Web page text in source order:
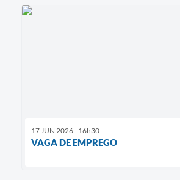
17 JUN 2026 - 16h30
VAGA DE EMPREGO